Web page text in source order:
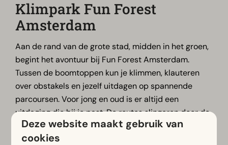
Klimpark Fun Forest
Amsterdam
Aan de rand van de grote stad, midden in het groen,
begint het avontuur bij Fun Forest Amsterdam.
Tussen de boomtoppen kun je klimmen, klauteren
over obstakels en jezelf uitdagen op spannende
parcoursen. Voor jong en oud is er altijd een
uitdaging die bij je past. De routes slingeren door de
bomen en zorgen voor onvergetelijke momenten vol
plezier en avontuur.
Deze website maakt gebruik van
cookies